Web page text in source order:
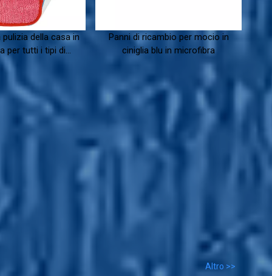
pulizia della casa in
per tutti i tipi di
pavimenti
Panni di ricambio per mocio in
ciniglia blu in microfibra
Altro >>